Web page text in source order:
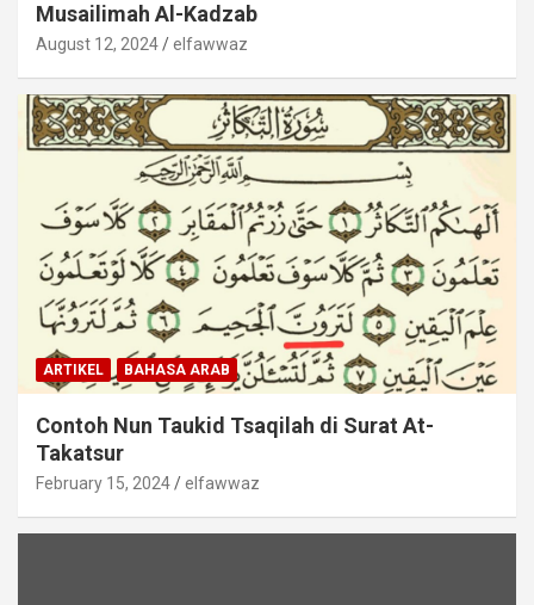
Musailimah Al-Kadzab
August 12, 2024 elfawwaz
ARTIKEL BAHASA ARAB
Contoh Nun Taukid Tsaqilah di Surat At-
Takatsur
February 15, 2024 elfawwaz